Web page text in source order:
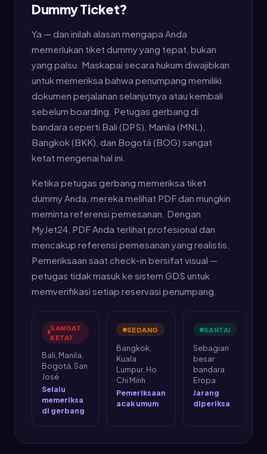
Dummy Ticket?
Ya — dan inilah alasan mengapa Anda
memerlukan tiket dummy yang tepat, bukan
yang palsu. Maskapai secara hukum diwajibkan
untuk memeriksa bahwa penumpang memiliki
dokumen perjalanan selanjutnya atau kembali
sebelum boarding. Petugas gerbang di
bandara seperti Bali (DPS), Manila (MNL),
Bangkok (BKK), dan Bogotá (BOG) sangat
ketat mengenai hal ini.
Ketika petugas gerbang memeriksa tiket
dummy Anda, mereka melihat PDF dan mungkin
meminta referensi pemesanan. Dengan
MyJet24, PDF Anda terlihat profesional dan
mencakup referensi pemesanan yang realistis.
Pemeriksaan saat check-in bersifat visual —
petugas tidak masuk ke sistem GDS untuk
memverifikasi setiap reservasi penumpang.
SANGAT
KETAT
Bali, Manila,
Bogotá, San
José
Selalu
memeriksa
di gerbang
SEDANG
Bangkok,
Kuala
Lumpur, Ho
Chi Minh
Pemeriksaan
acak umum
SANTAI
Sebagian
besar
bandara
Eropa
Jarang
diperiksa